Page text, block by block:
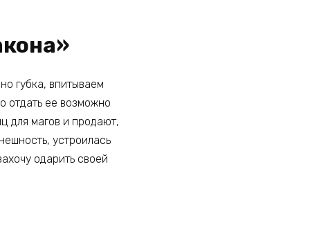
губка, впитываем
отдать ее возможно
для магов и продают,
устроилась
одарить своей